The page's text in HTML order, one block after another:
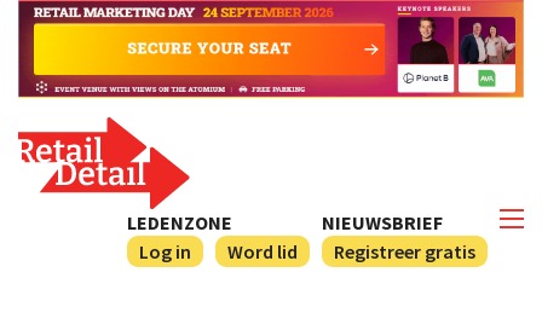
NIEUWSBRIEF
Registreer gratis
LEDENZONE
Log in
Word lid